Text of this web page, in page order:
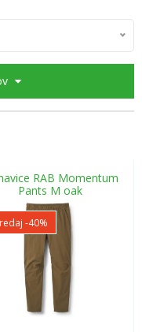
RAB Momentum
Pants M oak
-40%